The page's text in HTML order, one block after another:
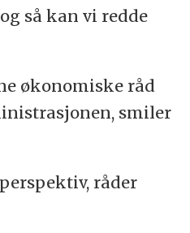
så kan vi redde
økonomiske råd
smiler
råder